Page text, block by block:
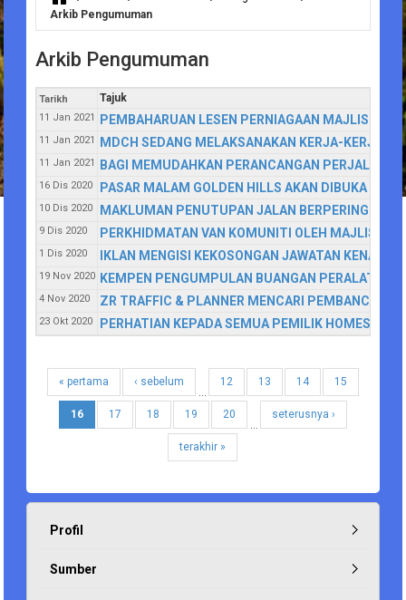
Anda di sini
Arkib Pengumuman
Arkib Pengumuman
Tarikh Tajuk
11 Jan 2021 PEMBAHARUAN LESEN PERNIAGAAN MAJLIS
11 Jan 2021 MDCH SEDANG MELAKSANAKAN KERJA-KERJA
11 Jan 2021 BAGI MEMUDAHKAN PERANCANGAN
16 Dis 2020 PASAR MALAM GOLDEN HILLS AKAN DIBUKA
10 Dis 2020 MAKLUMAN PENUTUPAN JALAN BERPERINGKAT
9 Dis 2020 PERKHIDMATAN VAN KOMUNITI OLEH MAJLIS
1 Dis 2020 IKLAN MENGISI KEKOSONGAN JAWATAN
19 Nov 2020 KEMPEN PENGUMPULAN BUANGAN PERALATAN
4 Nov 2020 ZR TRAFFIC & PLANNER MENCARI PEMBANCI/
23 Okt 2020 PERHATIAN KEPADA SEMUA PEMILIK HOMESTAY
« pertama
‹ sebelum
…
12 13 14 15
16 17 18 19
20
…
seterusnya ›
terakhir »
Profil
Sumber